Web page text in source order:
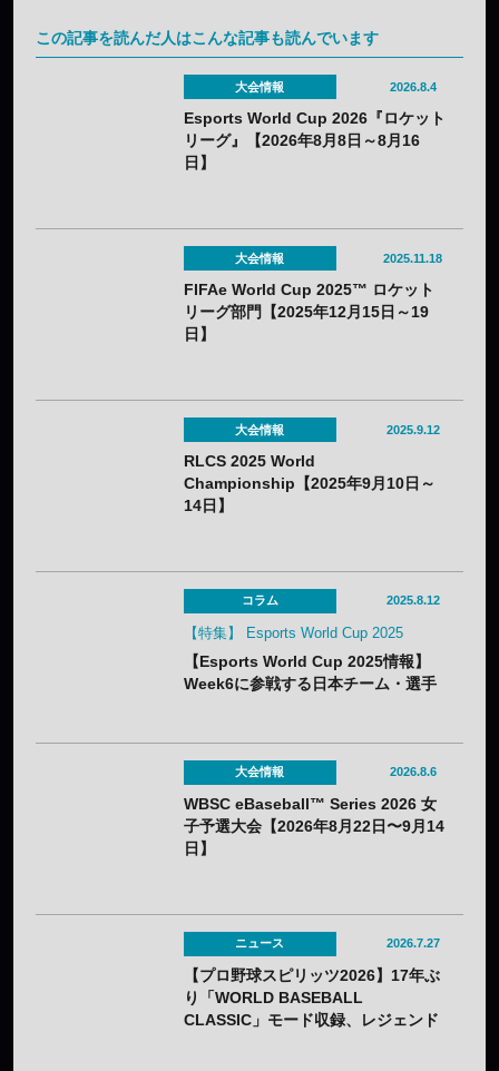
この記事を読んだ人はこんな記事も読んでいます
大会情報 2026.8.4
Esports World Cup 2026『ロケット
リーグ』【2026年8月8日～8月16
日】
大会情報 2025.11.18
FIFAe World Cup 2025™ ロケット
リーグ部門【2025年12月15日～19
日】
大会情報 2025.9.12
RLCS 2025 World
Championship【2025年9月10日～
14日】
コラム 2025.8.12
【特集】 Esports World Cup 2025
【Esports World Cup 2025情報】
Week6に参戦する日本チーム・選手
大会情報 2026.8.6
WBSC eBaseball™ Series 2026 女
子予選大会【2026年8月22日〜9月14
日】
ニュース 2026.7.27
【プロ野球スピリッツ2026】17年ぶ
り「WORLD BASEBALL
CLASSIC」モード収録、レジェンド